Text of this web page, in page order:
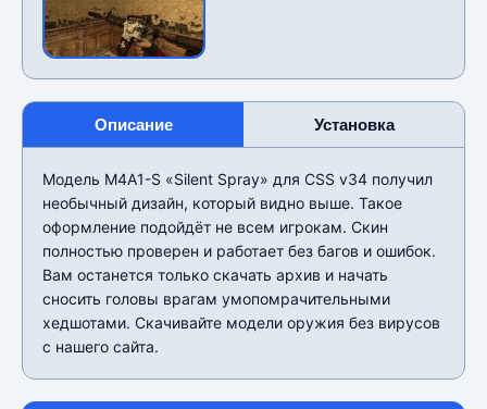
Описание Установка
Модель M4A1-S «Silent Spray» для CSS v34 получил
необычный дизайн, который видно выше. Такое
оформление подойдёт не всем игрокам. Скин
полностью проверен и работает без багов и ошибок.
Вам останется только скачать архив и начать
сносить головы врагам умопомрачительными
хедшотами. Скачивайте модели оружия без вирусов
с нашего сайта.